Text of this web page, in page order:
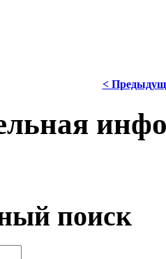
<
поиск